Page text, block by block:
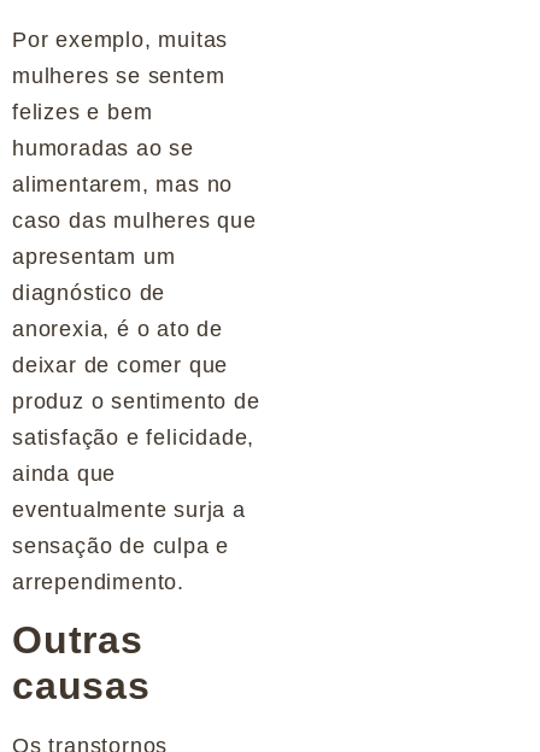
Por exemplo, muitas
mulheres se sentem
felizes e bem
humoradas ao se
alimentarem, mas no
caso das mulheres que
apresentam um
diagnóstico de
anorexia, é o ato de
deixar de comer que
produz o sentimento de
satisfação e felicidade,
ainda que
eventualmente surja a
sensação de culpa e
arrependimento.
Outras
causas
Os transtornos